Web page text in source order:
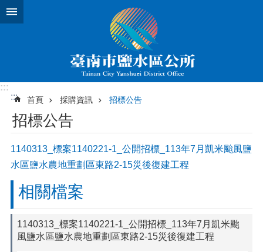
跳到主要內容區塊
:::
:::
首頁 採購資訊 招標公告
招標公告
1140313_標案1140221-1_公開招標_113年7月凱米颱風鹽
水區鹽水農地重劃區東路2-15災後復建工程
相關檔案
1140313_標案1140221-1_公開招標_113年7月凱米颱
風鹽水區鹽水農地重劃區東路2-15災後復建工程